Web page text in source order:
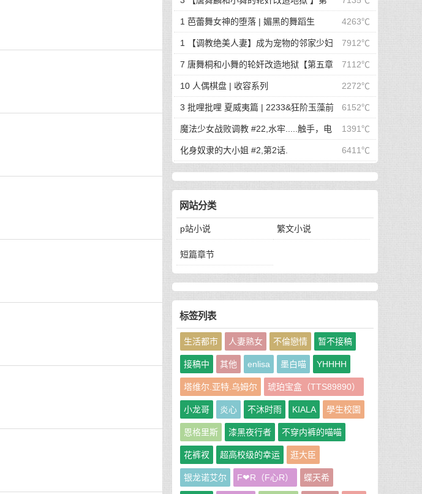
一章 惊世魔王现身 | 斗罗大陆同人 4263℃
1 芭蕾舞女神的堕落 | 媚黑的舞蹈生
7912℃
1 【调教绝美人妻】成为宠物的邻家少妇
| 成为宠物的邻家少妇 7112℃
7 唐舞桐和小舞的轮奸改造地狱【第五章
最终的沦陷】 | 斗罗大陆同人 2272℃
10 人偶棋盘 | 收容系列
6152℃
3 批哩批哩 夏威夷篇 | 2233&狂阶玉藻前
篇 1391℃
魔法少女战败调教 #22,水牢.....触手，电
击，冰块，高潮寸止.....我在干什么啊我 6411℃
化身奴隶的大小姐 #2,第2话.
网站分类
p站小说 繁文小说
短篇章节
标签列表
生活都市 人妻熟女 不倫戀情 暂不接稿
接稿中 其他 enlisa 墨白喵 YHHHH
塔维尔.亚特.乌姆尔 琥珀宝盒（TTS89890）
小龙哥 炎心 不沐时雨 KIALA 學生校園
恩格里斯 漆黑夜行者 不穿内裤的喵喵
花裤衩 超高校级的幸运 逛大臣
银龙诺艾尔 F❤R（F心R） 蝶天希